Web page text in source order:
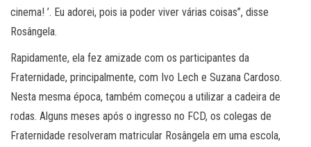
cinema! ’. Eu adorei, pois ia poder viver várias coisas”, disse
Rosângela.
Rapidamente, ela fez amizade com os participantes da
Fraternidade, principalmente, com Ivo Lech e Suzana Cardoso.
Nesta mesma época, também começou a utilizar a cadeira de
rodas. Alguns meses após o ingresso no FCD, os colegas de
Fraternidade resolveram matricular Rosângela em uma escola,